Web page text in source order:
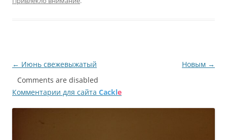
Навигация
по
записям
← Июнь свежевыжатый Новым →
Comments are disabled
Комментарии для сайта Cackle